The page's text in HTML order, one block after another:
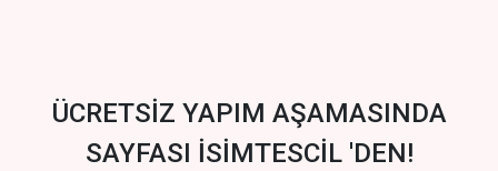
ÜCRETSİZ YAPIM AŞAMASINDA
SAYFASI İSİMTESCİL 'DEN!